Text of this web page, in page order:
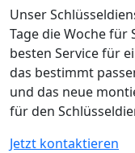
Unser
Tage die Woche für
besten Service für
das bestimmt
und das neue
für den
Jetzt kontaktieren